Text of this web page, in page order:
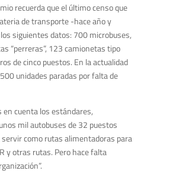
recuerda que el último censo que
de transporte -hace año y
siguientes datos: 700 microbuses,
“perreras”, 123 camionetas tipo
de cinco puestos. En la actualidad
unidades paradas por falta de
en cuenta los estándares,
mil autobuses de 32 puestos
servir como rutas alimentadoras para
y otras rutas. Pero hace falta